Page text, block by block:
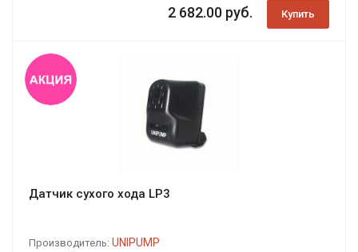
2 682.00 руб. Купить
Датчик сухого хода LP3
Производитель: UNIPUMP